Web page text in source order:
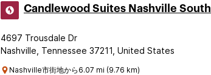
Candlewood Suites Nashville South
4697 Trousdale Dr
Nashville, Tennessee 37211, United States
Nashville市街地から6.07 mi (9.76 km)